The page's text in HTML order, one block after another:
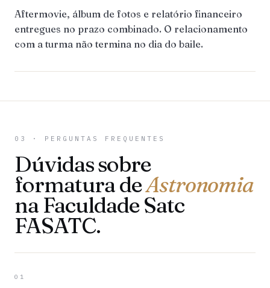
Aftermovie, álbum de fotos e relatório financeiro
entregues no prazo combinado. O relacionamento
com a turma não termina no dia do baile.
03 · PERGUNTAS FREQUENTES
Dúvidas sobre
formatura deAstronomia
na Faculdade Satc
FASATC.
01